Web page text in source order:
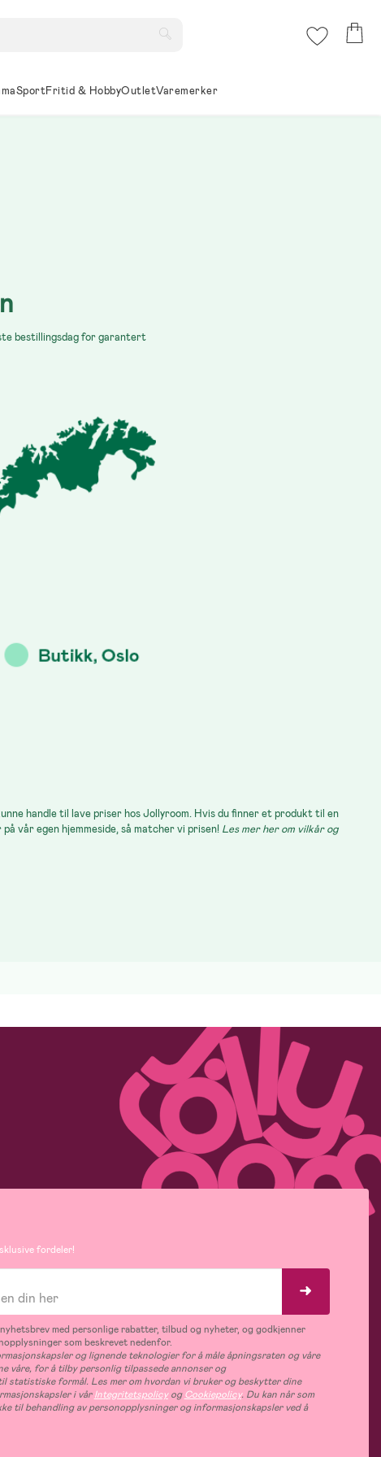
SportFritid & HobbyOutletVaremerker
bestillingsdag for garantert
handle til lave priser hos Jollyroom. Hvis du finner et produkt til en
vår egen hjemmeside, så matcher vi prisen! Les mer her om vilkår og
fordeler!
med personlige rabatter, tilbud og nyheter, og godkjenner
som beskrevet nedenfor.
og lignende teknologier for å måle åpningsraten og våre
våre, for å tilby personlig tilpassede annonser og
statistiske formål. Les mer om hvordan vi bruker og beskytter dine
i vårIntegritetspolicyogCookiepolicy. Du kan når som
til behandling av personopplysninger og informasjonskapsler ved å